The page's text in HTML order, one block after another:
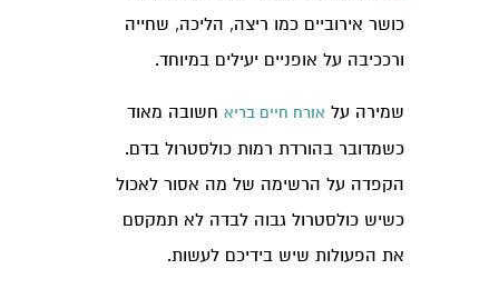
כושר אירוביים כמו ריצה, הליכה, שחייה
ורככיבה על אופניים יעילים במיוחד.
שמירה על אורח חיים בריא חשובה מאוד
כשמדובר בהורדת רמות כולסטרול בדם.
הקפדה על הרשימה של מה אסור לאכול
כשיש כולסטרול גבוה לבדה לא תמקסם
את הפעולות שיש בידיכם לעשות.